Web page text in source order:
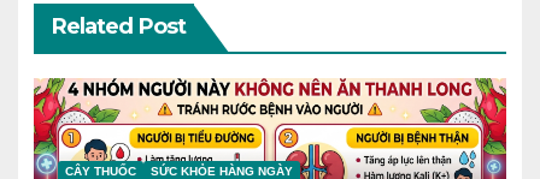
Related Post
CÂY THUỐC SỨC KHỎE HÀNG NGÀY